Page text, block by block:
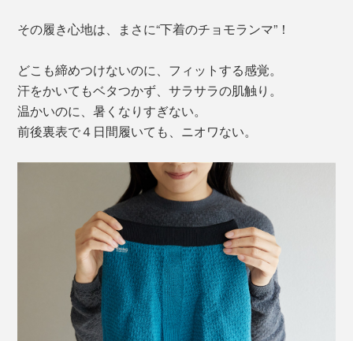
その履き心地は、まさに“下着のチョモランマ”！
どこも締めつけないのに、フィットする感覚。
汗をかいてもベタつかず、サラサラの肌触り。
温かいのに、暑くなりすぎない。
前後裏表で４日間履いても、ニオワない。